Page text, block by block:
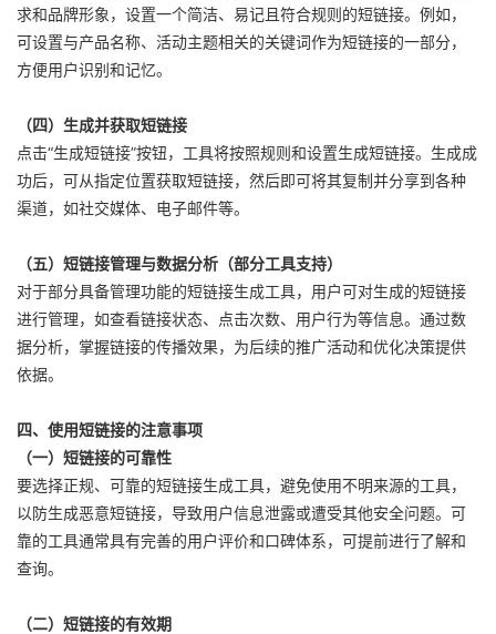
求和品牌形象，设置一个简洁、易记且符合规则的短链接。例如，
可设置与产品名称、活动主题相关的关键词作为短链接的一部分，
方便用户识别和记忆。
（四）生成并获取短链接
点击“生成短链接”按钮，工具将按照规则和设置生成短链接。生成成
功后，可从指定位置获取短链接，然后即可将其复制并分享到各种
渠道，如社交媒体、电子邮件等。
（五）短链接管理与数据分析（部分工具支持）
对于部分具备管理功能的短链接生成工具，用户可对生成的短链接
进行管理，如查看链接状态、点击次数、用户行为等信息。通过数
据分析，掌握链接的传播效果，为后续的推广活动和优化决策提供
依据。
四、使用短链接的注意事项
（一）短链接的可靠性
要选择正规、可靠的短链接生成工具，避免使用不明来源的工具，
以防生成恶意短链接，导致用户信息泄露或遭受其他安全问题。可
靠的工具通常具有完善的用户评价和口碑体系，可提前进行了解和
查询。
（二）短链接的有效期